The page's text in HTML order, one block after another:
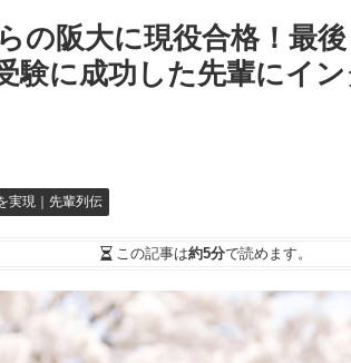
の阪大に現役合格！最
験に成功した先輩にイ
実現｜先輩列伝
この記事は約5分で読めます。